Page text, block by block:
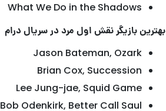
What We Do in the Shadows
بهترین بازیگر نقش اول مرد در سریال درام
Jason Bateman, Ozark
Brian Cox, Succession
Lee Jung-jae, Squid Game
Bob Odenkirk, Better Call Saul